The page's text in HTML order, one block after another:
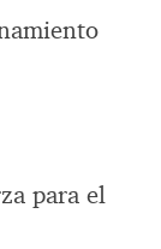
para el